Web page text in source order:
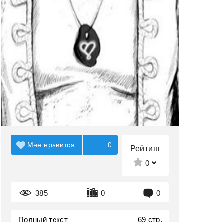
Рейтинг
0
385 0 0
Мне нравится 0
Полный текст 69 стр.